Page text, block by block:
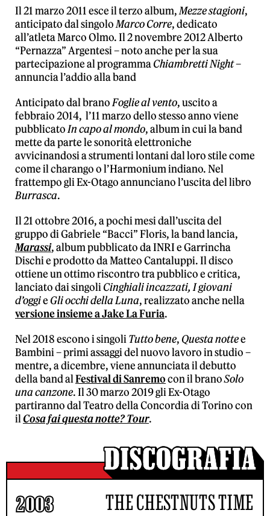
Il 21 marzo 2011 esce il terzo album,Mezze stagioni,
anticipato dal singoloMarco Corre, dedicato
all’atleta Marco Olmo. Il 2 novembre 2012 Alberto
“Pernazza” Argentesi – noto anche per la sua
partecipazione al programmaChiambretti Night–
annuncia l’addio alla band
Anticipato dal branoFoglie al vento, uscito a
febbraio 2014, l’11 marzo dello stesso anno viene
pubblicatoIn capo al mondo, album in cui la band
mette da parte le sonorità elettroniche
avvicinandosi a strumenti lontani dal loro stile come
come ilcharangoo l’Harmonium indiano. Nel
frattempo gli Ex-Otago annunciano l’uscita del libro
Burrasca.
Il 21 ottobre 2016, a pochi mesi dall’uscita del
gruppo di Gabriele “Bacci” Floris, la band lancia,
Marassi, album pubblicato da INRI e Garrincha
Dischi e prodotto da Matteo Cantaluppi. Il disco
ottiene un ottimo riscontro tra pubblico e critica,
lanciato dai singoliCinghiali incazzati, I giovani
d’oggie Gli occhi della Luna, realizzato anche nella
versione insieme a Jake La Furia.
Nel 2018 escono i singoliTutto bene, Questa nottee
Bambini – primi assaggi del nuovo lavoro in studio –
mentre, a dicembre, viene annunciata il debutto
della band alFestival di Sanremocon il branoSolo
una canzone. Il 30 marzo 2019 gli Ex-Otago
partiranno dal Teatro della Concordia di Torino con
ilCosa fai questa notte? Tour.
2003 THE CHESTNUTS TIME